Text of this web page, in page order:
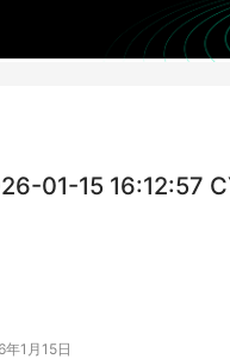
01-15 16:12:57
年1月15日